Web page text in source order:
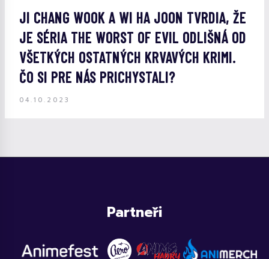
JI CHANG WOOK A WI HA JOON TVRDIA, ŽE
JE SÉRIA THE WORST OF EVIL ODLIŠNÁ OD
VŠETKÝCH OSTATNÝCH KRVAVÝCH KRIMI.
ČO SI PRE NÁS PRICHYSTALI?
04.10.2023
Partneři